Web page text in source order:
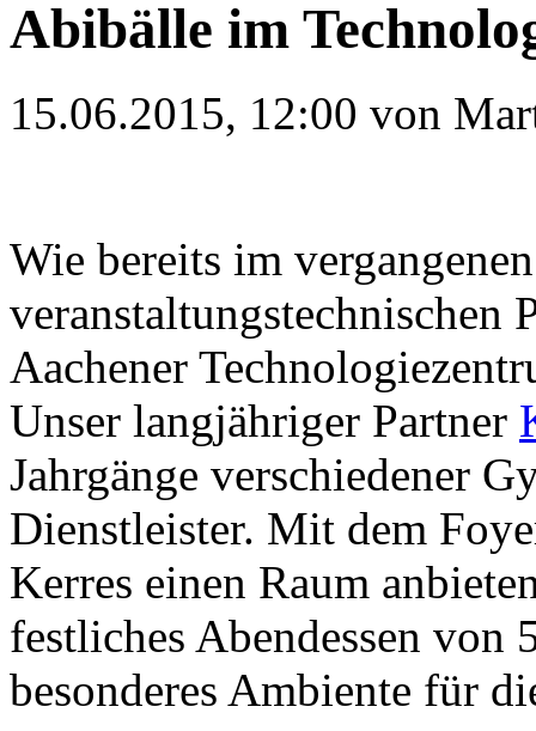
Abibälle im
15.06.2015, 12:00 von
Wie bereits im
veranstaltungstechnischen
Aachener
Unser langjähriger Partner
Jahrgänge verschiedener
Dienstleister. Mit dem
Kerres einen Raum
festliches Abendessen von
besonderes Ambiente für